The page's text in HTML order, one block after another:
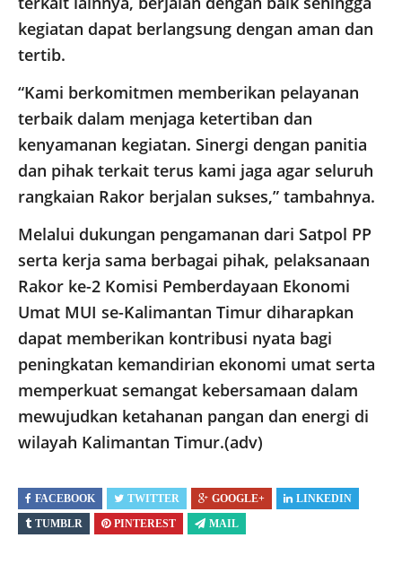
kegiatan dapat berlangsung dengan aman dan
tertib.
“Kami berkomitmen memberikan pelayanan
terbaik dalam menjaga ketertiban dan
kenyamanan kegiatan. Sinergi dengan panitia
dan pihak terkait terus kami jaga agar seluruh
rangkaian Rakor berjalan sukses,” tambahnya.
Melalui dukungan pengamanan dari Satpol PP
serta kerja sama berbagai pihak, pelaksanaan
Rakor ke-2 Komisi Pemberdayaan Ekonomi
Umat MUI se-Kalimantan Timur diharapkan
dapat memberikan kontribusi nyata bagi
peningkatan kemandirian ekonomi umat serta
memperkuat semangat kebersamaan dalam
mewujudkan ketahanan pangan dan energi di
wilayah Kalimantan Timur.(adv)
FACEBOOK TWITTER GOOGLE+
LINKEDIN
TUMBLR
PINTEREST MAIL